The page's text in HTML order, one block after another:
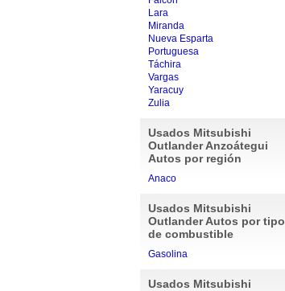
Lara
Miranda
Nueva Esparta
Portuguesa
Táchira
Vargas
Yaracuy
Zulia
Usados Mitsubishi
Outlander Anzoátegui
Autos por región
Anaco
Usados Mitsubishi
Outlander Autos por tipo
de combustible
Gasolina
Usados Mitsubishi